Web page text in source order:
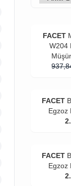
FACET
W204
FACET
Egzoz
FACET
Egzoz